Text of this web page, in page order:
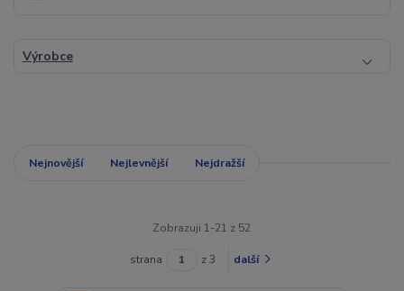
Výrobce
Nejnovější Nejlevnější Nejdražší
Zobrazuji 1-21 z 52
strana z 3 další